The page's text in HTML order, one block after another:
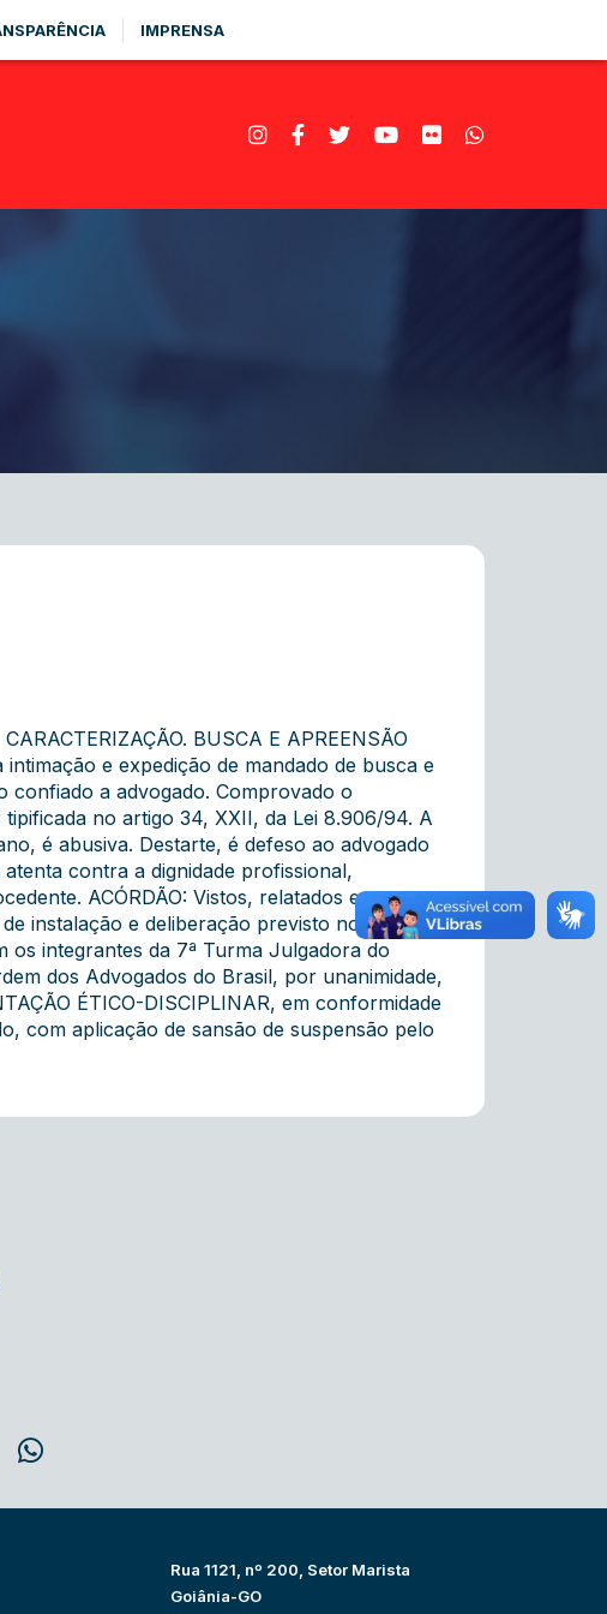
IMPRENSA
BUSCA E APREENSÃO
e expedição de mandado de busca e
confiado a advogado. Comprovado o
no artigo 34, XXII, da Lei 8.906/94. A
é abusiva. Destarte, é defeso ao advogado
contra a dignidade profissional,
ACÓRDÃO: Vistos, relatados e
instalação e deliberação previsto no art. 41,
os integrantes da 7ª Turma Julgadora do
dos Advogados do Brasil, por unanimidade,
ÉTICO-DISCIPLINAR, em conformidade
com aplicação de sansão de suspensão pelo
Rua 1121, nº 200, Setor Marista
Goiânia-GO